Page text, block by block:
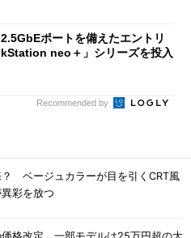
ポートを備えたエントリ
neo＋」シリーズを投入
Recommended by
？ ベージュカラーが目を引くCRT風
彩を放つ